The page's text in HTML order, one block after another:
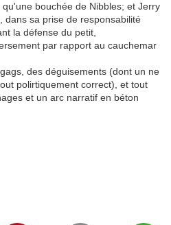
bouchée de Nibbles; et Jerry
dans sa prise de responsabilité
la défense du petit,
par rapport au cauchemar
des déguisements (dont un ne
polirtiquement correct), et tout
et un arc narratif en béton